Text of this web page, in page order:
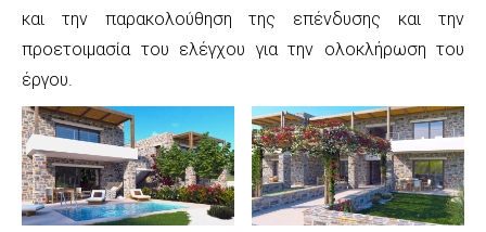
και την παρακολούθηση της επένδυσης και την
προετοιμασία του ελέγχου για την ολοκλήρωση του
έργου.